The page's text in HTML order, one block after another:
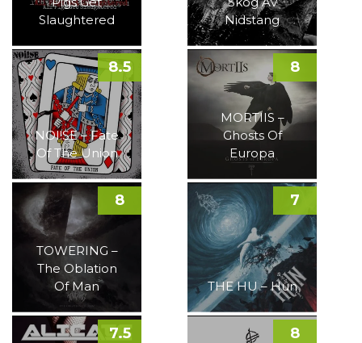
Slaughtered
Nidstang
NOI!SE – Fate
Of The Union
8.5
MORTIIS –
Ghosts Of
Europa
8
TOWERING –
The Oblation
Of Man
8
THE HU – Hun
7
7.5 8